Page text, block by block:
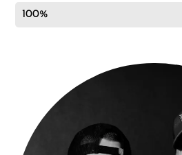
100%